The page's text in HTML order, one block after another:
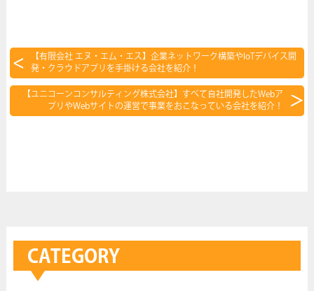
【有限会社 エヌ・エム・エス】企業ネットワーク構築やIoTデバイス開
発・クラウドアプリを手掛ける会社を紹介！
【ユニコーンコンサルティング株式会社】すべて自社開発したWebア
プリやWebサイトの運営で事業をおこなっている会社を紹介！
CATEGORY